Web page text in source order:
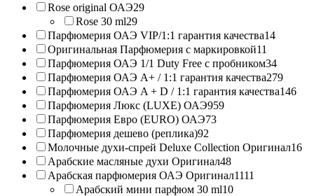
Rose original ОАЭ29
Rose 30 ml29
Парфюмерия ОАЭ VIP/1:1 гарантия качества14
Оригинальная Парфюмерия с маркировкой11
Парфюмерия ОАЭ 1/1 Duty Free с пробником34
Парфюмерия ОАЭ A+ / 1:1 гарантия качества279
Парфюмерия ОАЭ A + D / 1:1 гарантия качества146
Парфюмерия Люкс (LUXE) ОАЭ959
Парфюмерия Евро (EURO) ОАЭ73
Парфюмерия дешево (реплика)92
Молочные духи-спрей Deluxe Collection Оригинал16
Арабские масляные духи Оригинал48
Арабская парфюмерия ОАЭ Оригинал1111
Арабский мини парфюм 30 ml10